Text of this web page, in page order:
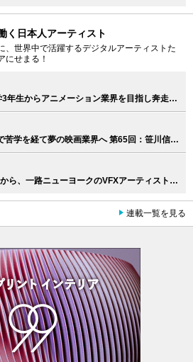
く日本人アーティスト
、世界中で活躍するデジタルアーティストた
にせまる！
思い立ったらまず行動！ 中学3年生からアニメーション業界を目指し奔走 第66回：田村鞠果（LAIKA, Llc. / Jr. Prop Designer）
週5日働きながら通学、米国で苦学を経て夢の映画業界へ 第65回：笹川信輝（Skydance Animation / 3D Visual Development Artist）
運送会社の仕分けアルバイトから、一路ニューヨークのVFXアーティストへ。第64回：佐藤文郎（Cineric Creative / Senior Flame Artist ）
連載一覧を見る